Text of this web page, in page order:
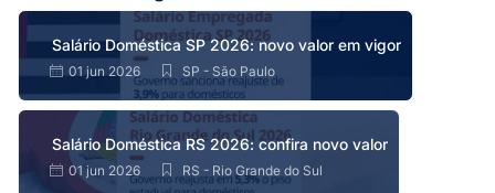
Salário Doméstica SP 2026: novo valor em vigor
01 jun 2026 SP - São Paulo
Salário Doméstica RS 2026: confira novo valor
01 jun 2026 RS - Rio Grande do Sul